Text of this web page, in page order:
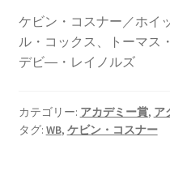
ケビン・コスナー／ホイ
ル・コックス、トーマス
デビ―・レイノルズ
カテゴリー: アカデミー賞, ア
タグ: WB, ケビン・コスナー